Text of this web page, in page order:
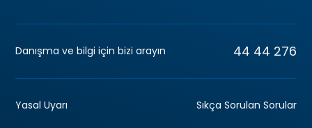
Danışma ve bilgi için bizi arayın 44 44 276
Yasal Uyarı Sıkça Sorulan Sorular